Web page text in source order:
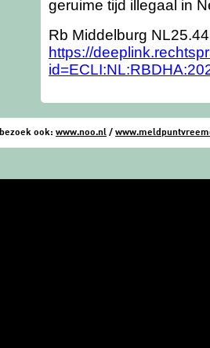
geruime tijd illegaal in
Rb Middelburg
https://
bezoek ook: www.noo.nl /